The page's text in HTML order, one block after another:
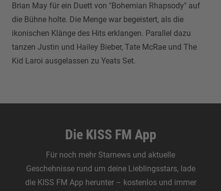
Brian May für ein Duett von "Bohemian Rhapsody" auf
die Bühne holte. Die Menge war begeistert, als die
ikonischen Klänge des Hits erklangen. Parallel dazu
tanzen Justin und Hailey Bieber, Tate McRae und The
Kid Laroi ausgelassen zu Yeats Set.
Die KISS FM App
Für noch mehr Starnews und aktuelle
Geschehnisse rund um deine Lieblingsstars, lade
die KISS FM App herunter – kostenlos und immer